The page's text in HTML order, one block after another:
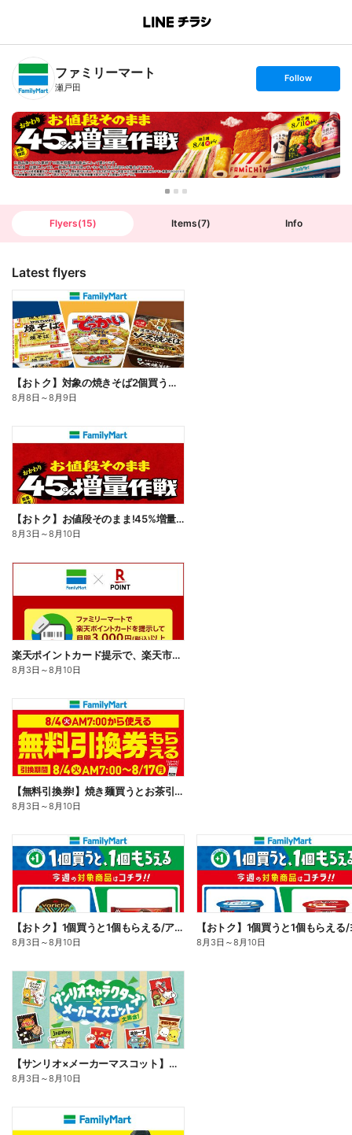
B
n
T
ファミリーマート
瀬戸田
s
t
o
l
l
o
w
Follow
Flyers(15) Items(7) Info
Latest flyers
【おトク】対象の焼きそば2個買うと100円引き!
8月8日 ～8月9日
【おトク】お値段そのまま!45%増量作戦!
8月3日 ～8月10日
楽天ポイントカード提示で、楽天市場でのお買い物がおトクに!
8月3日 ～8月10日
【無料引換券!】焼き麺買うとお茶引換券貰える!
8月3日 ～8月10日
【おトク】1個買うと1個もらえる/アイス
8月3日 ～8月10日 8月3日 ～8月10日
【サンリオ×メーカーマスコット】オリジナルグッズ貰える!
8月3日 ～8月10日